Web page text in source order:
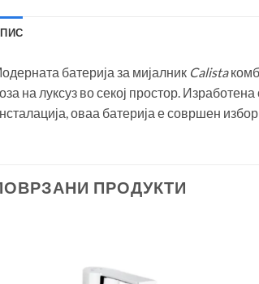
батерија за мијалник Calista
на луксуз во секој простор.
оваа батерија е совршен
ПРОДУКТИ